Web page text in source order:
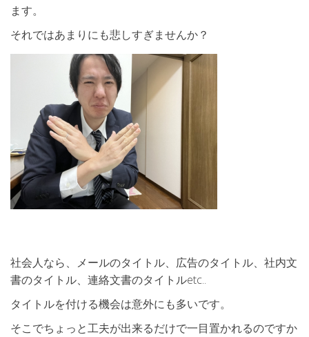
ます。
それではあまりにも悲しすぎませんか？
社会人なら、メールのタイトル、広告のタイトル、社内文
書のタイトル、連絡文書のタイトルetc..
タイトルを付ける機会は意外にも多いです。
そこでちょっと工夫が出来るだけで一目置かれるのですか